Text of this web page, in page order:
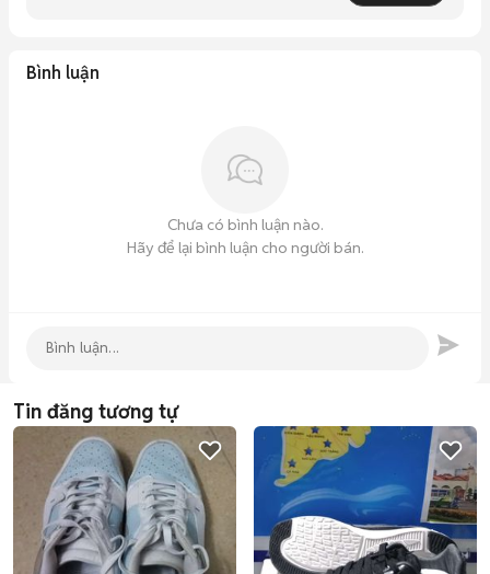
Bình luận
Chưa có bình luận nào.
Hãy để lại bình luận cho người bán.
Tin đăng tương tự